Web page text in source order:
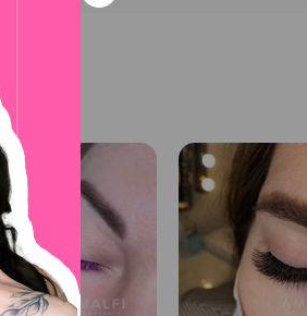
валики-бигуди с тщательно
масло – репейное или касторовое.
используются коричневые или
здоровья клиента и его